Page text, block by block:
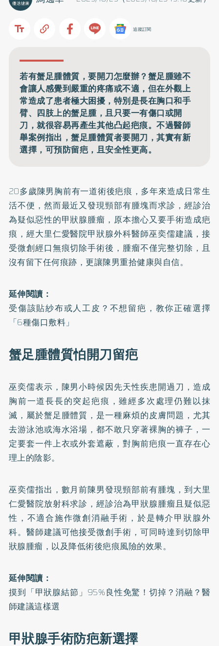
追蹤訂閱
若有蟹足腫體質，要開刀怎麼辦？蟹足腫雖不
會讓人感覺到嚴重的疼痛或不適，但在外觀上
常造成了患者極大困擾，特別是長在胸口和手
臂、四肢上的蟹足腫，且只要一有傷口或開
刀，就很容易再產生其他凸起疤痕。不過醫師
舉案例指出，蟹足腫體質者要開刀，其實有新
選擇，可預防留疤，且安全性更高。
20多歲陳男胸前有一道術後疤痕，多年來造成日常生
活不便，然而最近又發現頸部有腫塊而求診，經診治
為疑似惡性的甲狀腺腫瘤，原本擔心又要手術造成疤
痕，經大里仁愛醫院甲狀腺外科醫師巫奕儒建議，接
受微創經口無痕切除手術後，腫瘤不僅完整切除，且
沒有留下任何痕跡，更讓陳男重拾健康與自信。
延伸閱讀：
受傷該貼紗布或人工皮？不想留疤，教你正確選擇
「6種傷口敷料」
蟹足腫體質怕開刀留疤
巫奕儒表示，陳男小時候因先天性疾患開過刀，造成
胸前一道長長的突起疤痕，雖經多次處理仍難以抹
滅，屬於蟹足腫體質，是一種麻煩的皮膚問題，尤其
去游泳池或海水浴場，都不敢只穿著裸胸的褲子，一
定要套一件上衣或外套遮蔽，對胸前疤痕一直存在心
理上的陰影。
巫奕儒指出，數月前陳男發現頸部前有腫塊，到大里
仁愛醫院放射科求診，經診治為甲狀腺腫瘤且疑似惡
性，不適合施作微創消融手術，於是轉介甲狀腺外
科。醫師建議可他接受微創手術，可同時達到切除甲
狀腺腫瘤，以及降低術後疤痕風險的效果。
延伸閱讀：
摸到「甲狀腺結節」95%良性免驚！切掉？消融？醫
師建議這樣選
甲狀腺手術防疤新選擇